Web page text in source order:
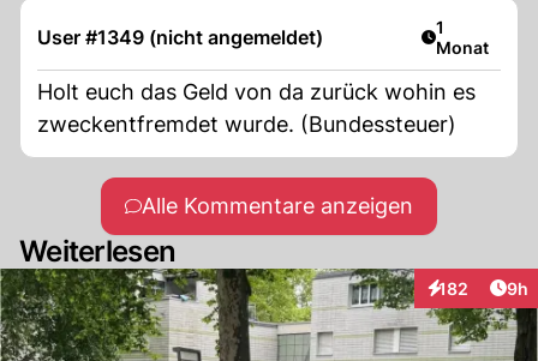
User #1349 (nicht angemeldet) Artikel
1
Monat
Holt euch das Geld von da zurück wohin es
zweckentfremdet wurde. (Bundessteuer)
Alle Kommentare anzeigen
Weiterlesen
182
Interaktionen
9h